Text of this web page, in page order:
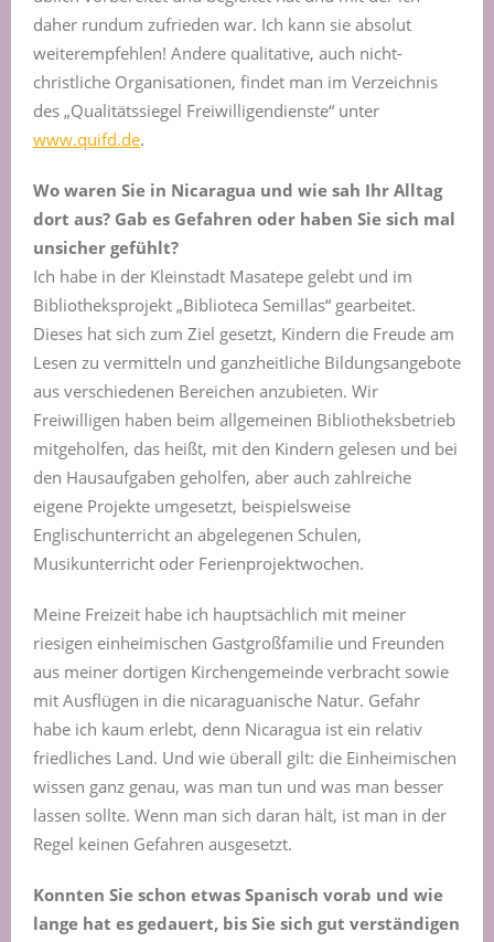
daher rundum zufrieden war. Ich kann sie absolut
weiterempfehlen! Andere qualitative, auch nicht-
christliche Organisationen, findet man im Verzeichnis
des „Qualitätssiegel Freiwilligendienste“ unter
www.quifd.de.
Wo waren Sie in Nicaragua und wie sah Ihr Alltag
dort aus? Gab es Gefahren oder haben Sie sich mal
unsicher gefühlt?
Ich habe in der Kleinstadt Masatepe gelebt und im
Bibliotheksprojekt „Biblioteca Semillas“ gearbeitet.
Dieses hat sich zum Ziel gesetzt, Kindern die Freude am
Lesen zu vermitteln und ganzheitliche Bildungsangebote
aus verschiedenen Bereichen anzubieten. Wir
Freiwilligen haben beim allgemeinen Bibliotheksbetrieb
mitgeholfen, das heißt, mit den Kindern gelesen und bei
den Hausaufgaben geholfen, aber auch zahlreiche
eigene Projekte umgesetzt, beispielsweise
Englischunterricht an abgelegenen Schulen,
Musikunterricht oder Ferienprojektwochen.
Meine Freizeit habe ich hauptsächlich mit meiner
riesigen einheimischen Gastgroßfamilie und Freunden
aus meiner dortigen Kirchengemeinde verbracht sowie
mit Ausflügen in die nicaraguanische Natur. Gefahr
habe ich kaum erlebt, denn Nicaragua ist ein relativ
friedliches Land. Und wie überall gilt: die Einheimischen
wissen ganz genau, was man tun und was man besser
lassen sollte. Wenn man sich daran hält, ist man in der
Regel keinen Gefahren ausgesetzt.
Konnten Sie schon etwas Spanisch vorab und wie
lange hat es gedauert, bis Sie sich gut verständigen